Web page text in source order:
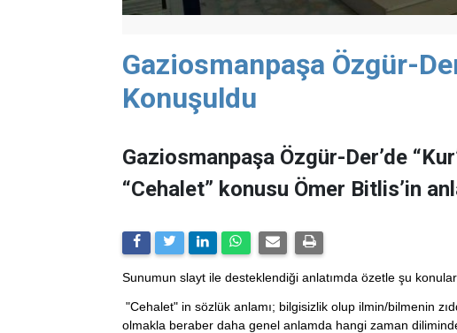
Gaziosmanpaşa Özgür-
Konuşuldu
Gaziosmanpaşa Özgür-Der’de
“Cehalet” konusu Ömer Bitlis’in
Sunumun slayt ile desteklendiği anlatımda özetle şu
"Cehalet" in sözlük anlamı; bilgisizlik olup ilmin/bilmenin
olmakla beraber daha genel anlamda hangi zaman